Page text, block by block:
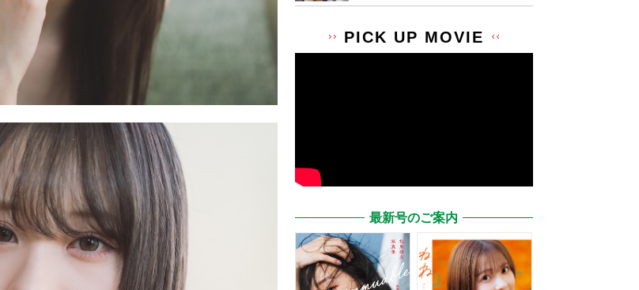
PICK UP MOVIE
最新号のご案内